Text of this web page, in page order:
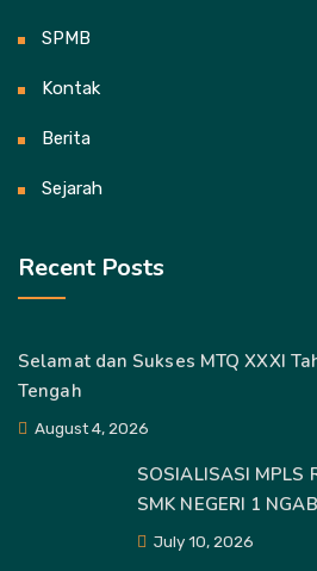
SPMB
Kontak
Berita
Sejarah
Recent Posts
Selamat dan Sukses MTQ XXXI
Tengah
August 4, 2026
SOSIALISASI MPLS
SMK NEGERI 1
July 10, 2026